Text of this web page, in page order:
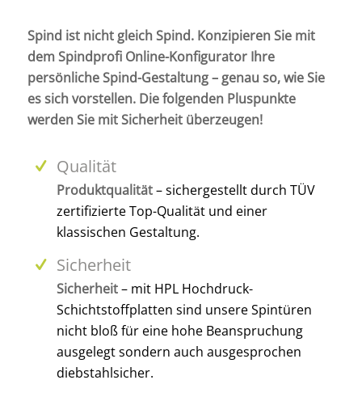
Spind ist nicht gleich Spind. Konzipieren Sie mit
dem Spindprofi Online-Konfigurator Ihre
persönliche Spind-Gestaltung – genau so, wie Sie
es sich vorstellen. Die folgenden Pluspunkte
werden Sie mit Sicherheit überzeugen!
Qualität
Produktqualität– sichergestellt durch TÜV
zertifizierte Top-Qualität und einer
klassischen Gestaltung.
Sicherheit
Sicherheit– mit HPL Hochdruck-
Schichtstoffplatten sind unsere Spintüren
nicht bloß für eine hohe Beanspruchung
ausgelegt sondern auch ausgesprochen
diebstahlsicher.